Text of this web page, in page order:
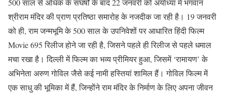
500 साल से अधिक के संघर्षों के बाद 22 जनवरी को अयोध्या में भगवान
श्रीराम मंदिर की प्राण प्रतिष्ठा समारोह के नजदीक जा रही है। 19 जनवरी
को ही, राम जन्मभूमि के 500 साल के उपनिवेशों पर आधारित हिंदी फिल्म
Movie 695 रिलीज होने जा रही है, जिसने पहले ही रिलीज से पहले धमाल
मचा रखा है। दिल्ली में फिल्म का भव्य प्रीमियर हुआ, जिसमें ‘रामायण’ के
अभिनेता अरुण गोविल जैसे कई नामी हस्तियां शामिल हैं। गोविल फिल्म में
एक साधु की भूमिका में हैं, जिन्होंने राम मंदिर के निर्माण के लिए अपना जीवन